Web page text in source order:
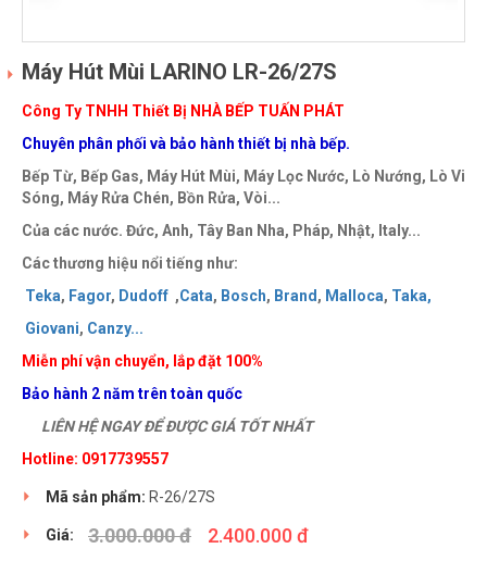
Máy Hút Mùi LARINO LR-26/27S
Công Ty TNHH Thiết Bị NHÀ BẾP TUẤN PHÁT
Chuyên phân phối và bảo hành thiết bị nhà bếp.
Bếp Từ, Bếp Gas, Máy Hút Mùi, Máy Lọc Nước, Lò Nướng, Lò Vi
Sóng, Máy Rửa Chén, Bồn Rửa, Vòi...
Của các nước. Đức, Anh, Tây Ban Nha, Pháp, Nhật, Italy...
Các thương hiệu nổi tiếng như:
Teka, Fagor, Dudoff ,Cata, Bosch, Brand, Malloca, Taka,
Giovani, Canzy...
Miễn phí vận chuyển, lắp đặt 100%
Bảo hành 2 năm trên toàn quốc
LIÊN HỆ NGAY ĐỂ ĐƯỢC GIÁ TỐT NHẤT
Hotline: 0917739557
Mã sản phẩm: R-26/27S
Giá: 3.000.000 đ 2.400.000 đ